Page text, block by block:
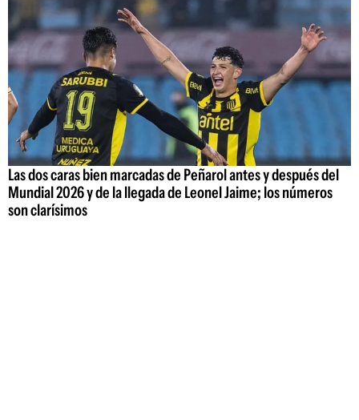
Las dos caras bien marcadas de Peñarol antes y después del
Mundial 2026 y de la llegada de Leonel Jaime; los números
son clarísimos